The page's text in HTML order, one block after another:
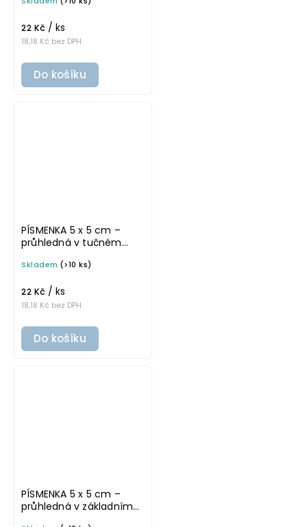
samolepka na
18,18 Kč bez DPH
22 Kč / ks
Do košíku
PÍSMENKA 5 x 5 cm –
průhledná v tučném
samolepka na
Skladem (>10 ks)
18,18 Kč bez DPH
22 Kč / ks
Do košíku
PÍSMENKA 5 x 5 cm –
průhledná v základním